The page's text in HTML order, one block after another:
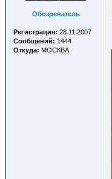
Обозреватель
Регистрация: 28.11.2007
Сообщений: 1444
Откуда: МОСКВА